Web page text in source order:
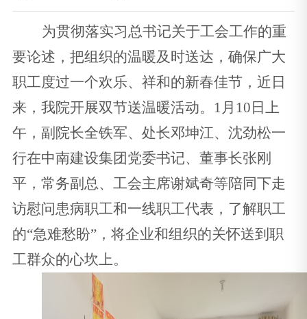
为贯彻落实习总书记关于工会工作的重
要论述，把组织的温暖及时送达，确保广大
职工度过一个欢乐、祥和的新春佳节，近日
来，我院开展双节送温暖活动。 1 月10日上
午，副院长全铁军、处长邓坤江、沈劲松一
行在中南建设集团党委书记、董事长张刚
平，常务副总、工会主席谢斌奇等陪同下走
访慰问患病职工和一线职工代表， 了解职工
的“急难愁盼”， 将企业和组织的关怀送到职
工群众的心坎上。